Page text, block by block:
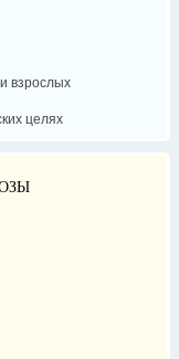
взрослых
целях